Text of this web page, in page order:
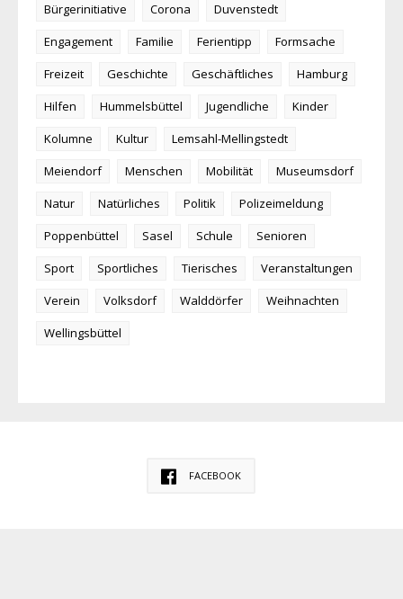
Bürgerinitiative
Corona
Duvenstedt
Engagement
Familie Ferientipp
Formsache
Freizeit
Geschichte Geschäftliches
Hamburg
Hilfen
Hummelsbüttel Jugendliche
Kinder
Kolumne
Kultur
Lemsahl-Mellingstedt
Meiendorf
Menschen Mobilität
Museumsdorf
Natur
Natürliches Politik
Polizeimeldung
Poppenbüttel
Sasel Schule
Senioren
Sport
Sportliches Tierisches
Veranstaltungen
Verein
Volksdorf Walddörfer
Weihnachten
Wellingsbüttel
FACEBOOK